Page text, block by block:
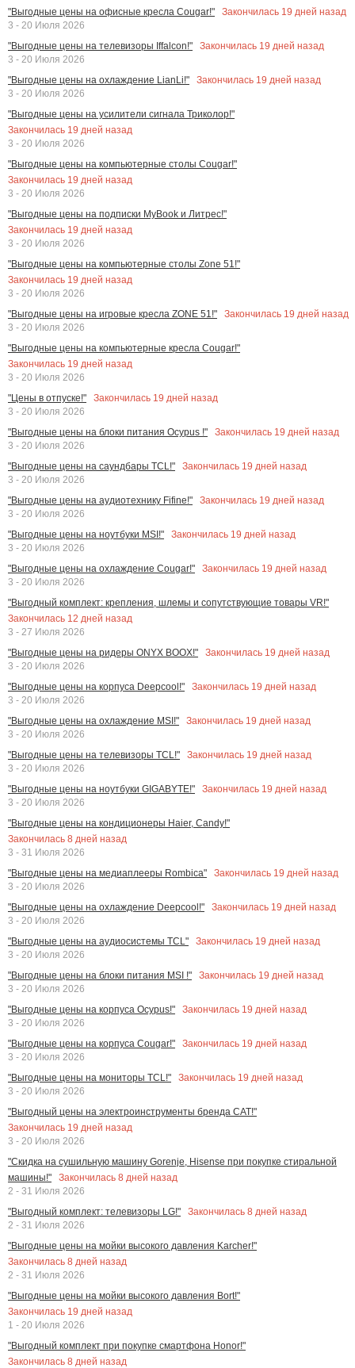
"Выгодные цены на офисные кресла Cougar!" Закончилась 19 дней назад
3 - 20 Июля 2026
"Выгодные цены на телевизоры Iffalcon!"
Закончилась 19 дней назад
3 - 20 Июля 2026
"Выгодные цены на охлаждение LianLi!"
Закончилась 19 дней назад
3 - 20 Июля 2026
"Выгодные цены на усилители сигнала Триколор!"
Закончилась 19 дней назад
3 - 20 Июля 2026
"Выгодные цены на компьютерные столы Cougar!"
Закончилась 19 дней назад
3 - 20 Июля 2026
"Выгодные цены на подписки MyBook и Литрес!"
Закончилась 19 дней назад
3 - 20 Июля 2026
"Выгодные цены на компьютерные столы Zone 51!"
Закончилась 19 дней назад
3 - 20 Июля 2026
"Выгодные цены на игровые кресла ZONE 51!"
Закончилась 19 дней назад
3 - 20 Июля 2026
"Выгодные цены на компьютерные кресла Cougar!"
Закончилась 19 дней назад
3 - 20 Июля 2026
"Цены в отпуске!"
Закончилась 19 дней назад
3 - 20 Июля 2026
"Выгодные цены на блоки питания Ocypus !"
Закончилась 19 дней назад
3 - 20 Июля 2026
"Выгодные цены на саундбары TCL!"
Закончилась 19 дней назад
3 - 20 Июля 2026
"Выгодные цены на аудиотехнику Fifine!"
Закончилась 19 дней назад
3 - 20 Июля 2026
"Выгодные цены на ноутбуки MSI!"
Закончилась 19 дней назад
3 - 20 Июля 2026
"Выгодные цены на охлаждение Cougar!"
Закончилась 19 дней назад
3 - 20 Июля 2026
"Выгодный комплект: крепления, шлемы и сопутствующие товары VR!"
Закончилась 12 дней назад
3 - 27 Июля 2026
"Выгодные цены на ридеры ONYX BOOX!"
Закончилась 19 дней назад
3 - 20 Июля 2026
"Выгодные цены на корпуса Deepcool!"
Закончилась 19 дней назад
3 - 20 Июля 2026
"Выгодные цены на охлаждение MSI!"
Закончилась 19 дней назад
3 - 20 Июля 2026
"Выгодные цены на телевизоры TCL!"
Закончилась 19 дней назад
3 - 20 Июля 2026
"Выгодные цены на ноутбуки GIGABYTE!"
Закончилась 19 дней назад
3 - 20 Июля 2026
"Выгодные цены на кондиционеры Haier, Candy!"
Закончилась 8 дней назад
3 - 31 Июля 2026
"Выгодные цены на медиаплееры Rombica"
Закончилась 19 дней назад
3 - 20 Июля 2026
"Выгодные цены на охлаждение Deepcool!"
Закончилась 19 дней назад
3 - 20 Июля 2026
"Выгодные цены на аудиосистемы TCL"
Закончилась 19 дней назад
3 - 20 Июля 2026
"Выгодные цены на блоки питания MSI !"
Закончилась 19 дней назад
3 - 20 Июля 2026
"Выгодные цены на корпуса Ocypus!"
Закончилась 19 дней назад
3 - 20 Июля 2026
"Выгодные цены на корпуса Cougar!"
Закончилась 19 дней назад
3 - 20 Июля 2026
"Выгодные цены на мониторы TCL!"
Закончилась 19 дней назад
3 - 20 Июля 2026
"Выгодный цены на электроинструменты бренда CAT!"
Закончилась 19 дней назад
3 - 20 Июля 2026
"Скидка на сушильную машину Gorenje, Hisense при покупке стиральной
машины!"
Закончилась 8 дней назад
2 - 31 Июля 2026
"Выгодный комплект: телевизоры LG!"
Закончилась 8 дней назад
2 - 31 Июля 2026
"Выгодные цены на мойки высокого давления Karcher!"
Закончилась 8 дней назад
2 - 31 Июля 2026
"Выгодные цены на мойки высокого давления Bort!"
Закончилась 19 дней назад
1 - 20 Июля 2026
"Выгодный комплект при покупке смартфона Honor!"
Закончилась 8 дней назад